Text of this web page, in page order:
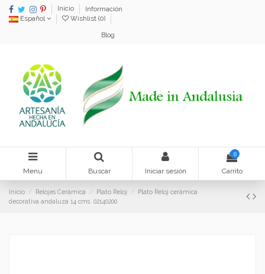
Inicio
Información
Español
Wishlist (0)
Blog
Menu Buscar Iniciar sesión
0
Carrito
Inicio Relojes Cerámica Plato Reloj
Plato Reloj cerámica
decorativa andaluza 14 cms. 02140200